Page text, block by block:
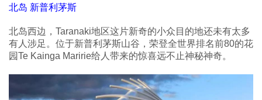
北岛 新普利茅斯
北岛西边，Taranaki地区这片新奇的小众目的地还未有太多
有人涉足。位于新普利茅斯山谷，荣登全世界排名前80的花
园Te Kainga Maririe给人带来的惊喜远不止神秘神奇。